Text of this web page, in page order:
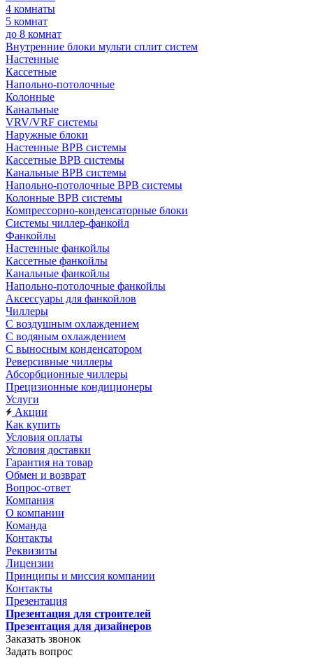
4 комнаты
5 комнат
до 8 комнат
Внутренние блоки мульти сплит систем
Настенные
Кассетные
Напольно-потолочные
Колонные
Канальные
VRV/VRF системы
Наружные блоки
Настенные ВРВ системы
Кассетные ВРВ системы
Канальные ВРВ системы
Напольно-потолочные ВРВ системы
Колонные ВРВ системы
Компрессорно-конденсаторные блоки
Системы чиллер-фанкойл
Фанкойлы
Настенные фанкойлы
Кассетные фанкойлы
Канальные фанкойлы
Напольно-потолочные фанкойлы
Аксессуары для фанкойлов
Чиллеры
С воздушным охлаждением
С водяным охлаждением
С выносным конденсатором
Реверсивные чиллеры
Абсорбционные чиллеры
Прецизионные кондиционеры
Услуги
Акции
Как купить
Условия оплаты
Условия доставки
Гарантия на товар
Обмен и возврат
Вопрос-ответ
Компания
О компании
Команда
Контакты
Реквизиты
Лицензии
Принципы и миссия компании
Контакты
Презентация
Презентация для строителей
Презентация для дизайнеров
Заказать звонок
Задать вопрос